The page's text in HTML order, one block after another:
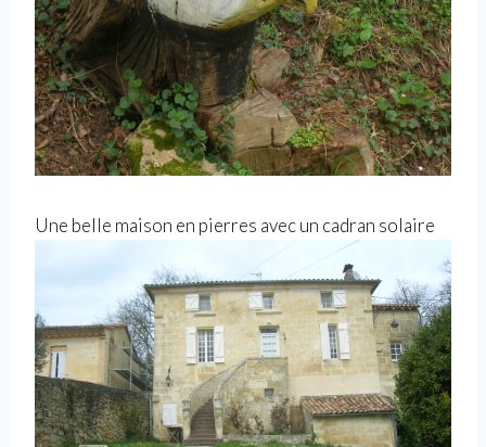
Une belle maison en pierres avec un cadran solaire